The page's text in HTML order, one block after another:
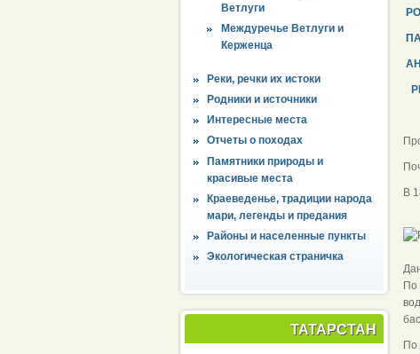
Ветлуги
Междуречье Ветлуги и
Керженца
Реки, речки их истоки
Родники и источники
Интересные места
Отчеты о походах
Памятники природы и
красивые места
Краеведенье, традиции народа
мари, легенды и предания
Районы и населенные пункты
Экологическая страничка
ТАТАРСТАН
В
По
По